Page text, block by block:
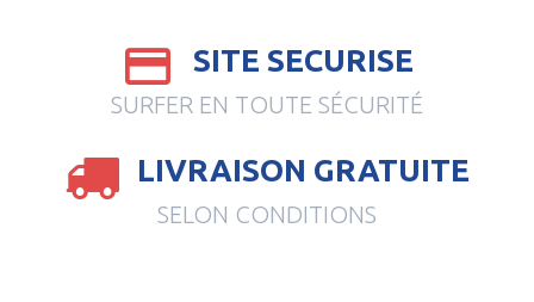
SITE SECURISE
SURFER EN TOUTE SÉCURITÉ
LIVRAISON GRATUITE
SELON CONDITIONS